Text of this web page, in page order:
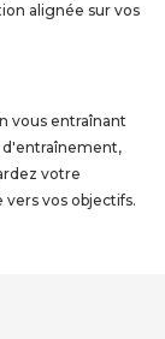
alignée sur vos
vous entraînant
d'entraînement,
votre
vos objectifs.